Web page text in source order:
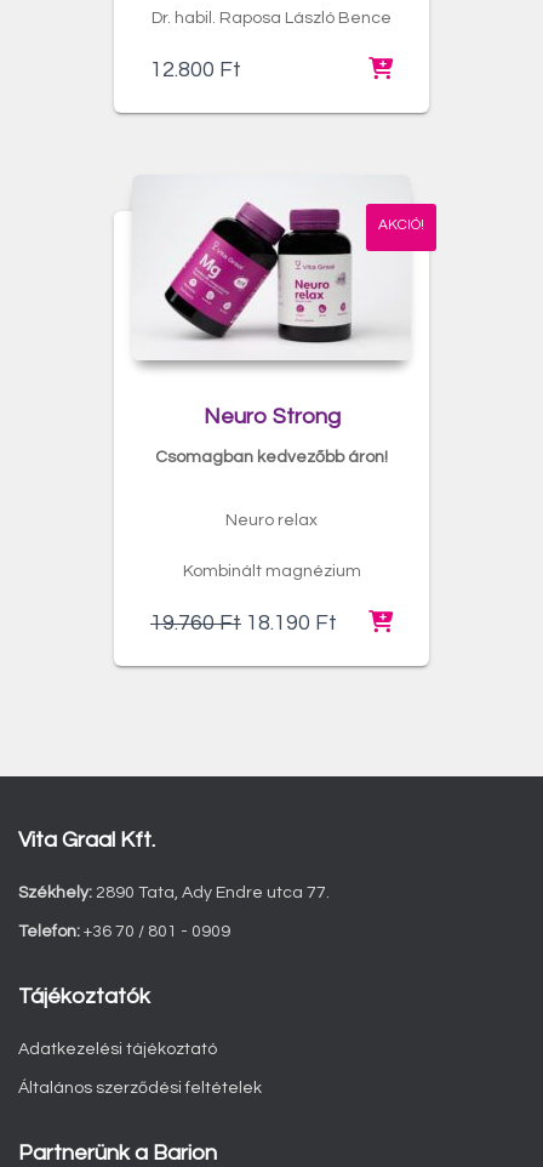
Dr. habil. Raposa László Bence
12.800 Ft
AKCIÓ!
Neuro Strong
Csomagban kedvezőbb áron!
Neuro relax
Kombinált magnézium
19.760Ft Original
was:
18.190 Ft Current
is:
Vita Graal Kft.
Székhely: 2890 Tata, Ady Endre utca 77.
Telefon: +36 70 / 801 - 0909
Tájékoztatók
Adatkezelési tájékoztató
Általános szerződési feltételek
Partnerünk a Barion